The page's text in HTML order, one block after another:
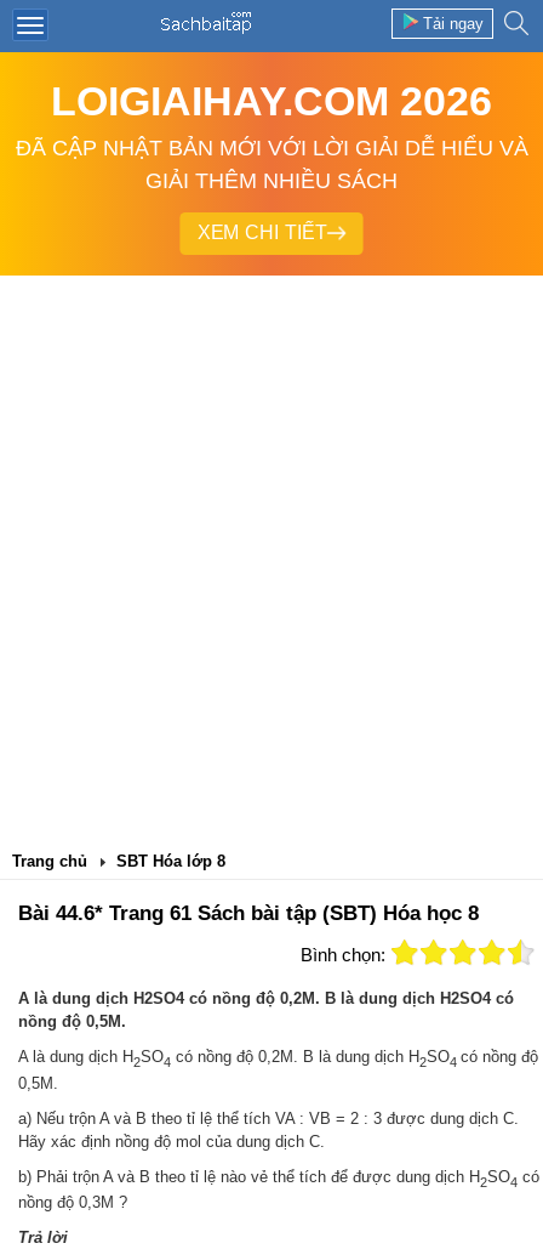
Tải ngay
LOIGIAIHAY.COM 2026
ĐÃ CẬP NHẬT BẢN MỚI VỚI LỜI GIẢI DỄ HIỂU VÀ
GIẢI THÊM NHIỀU SÁCH
XEM CHI TIẾT
Trang chủ SBT Hóa lớp 8
Bài 44.6* Trang 61 Sách bài tập (SBT) Hóa học 8
Bình chọn:
A là dung dịch H2SO4 có nồng độ 0,2M. B là dung dịch H2SO4 có
nồng độ 0,5M.
A là dung dịch H2SO4 có nồng độ 0,2M. B là dung dịch H2SO4 có nồng độ
0,5M.
a) Nếu trộn A và B theo tỉ lệ thể tích VA : VB = 2 : 3 được dung dịch C.
Hãy xác định nồng độ mol của dung dịch C.
b) Phải trộn A và B theo tỉ lệ nào vẻ thể tích để được dung dịch H2SO4 có
nồng độ 0,3M ?
Trả lời